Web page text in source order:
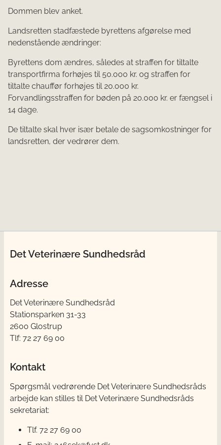
Dommen blev anket.
Landsretten stadfæstede byrettens afgørelse med
nedenstående ændringer:
Byrettens dom ændres, således at straffen for tiltalte
transportfirma forhøjes til 50.000 kr. og straffen for
tiltalte chauffør forhøjes til 20.000 kr.
Forvandlingsstraffen for bøden på 20.000 kr. er fængsel i
14 dage.
De tiltalte skal hver især betale de sagsomkostninger for
landsretten, der vedrører dem.
Det Veterinære Sundhedsråd
Adresse
Det Veterinære Sundhedsråd
Stationsparken 31-33
2600 Glostrup
Tlf: 72 27 69 00
Kontakt
Spørgsmål vedrørende Det Veterinære Sundhedsråds
arbejde kan stilles til Det Veterinære Sundhedsråds
sekretariat:
Tlf. 72 27 69 00